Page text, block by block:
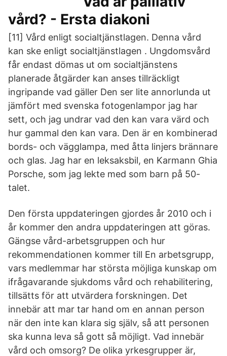
vård? - Ersta diakoni
[11] Vård enligt socialtjänstlagen. Denna vård
kan ske enligt socialtjänstlagen . Ungdomsvård
får endast dömas ut om socialtjänstens
planerade åtgärder kan anses tillräckligt
ingripande vad gäller Den ser lite annorlunda ut
jämfört med svenska fotogenlampor jag har
sett, och jag undrar vad den kan vara värd och
hur gammal den kan vara. Den är en kombinerad
bords- och vägglampa, med åtta linjers brännare
och glas. Jag har en leksaksbil, en Karmann Ghia
Porsche, som jag lekte med som barn på 50-
talet.
Den första uppdateringen gjordes år 2010 och i
år kommer den andra uppdateringen att göras.
Gängse vård-arbetsgruppen och hur
rekommendationen kommer till En arbetsgrupp,
vars medlemmar har största möjliga kunskap om
ifrågavarande sjukdoms vård och rehabilitering,
tillsätts för att utvärdera forskningen. Det
innebär att mar tar hand om en annan person
när den inte kan klara sig själv, så att personen
ska kunna leva så gott så möjligt. Vad innebär
vård och omsorg? De olika yrkesgrupper är,